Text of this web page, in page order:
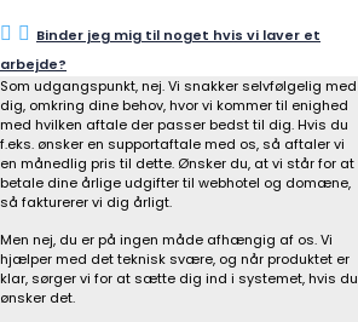
Binder jeg mig til noget hvis vi laver et
arbejde?
Som udgangspunkt, nej. Vi snakker selvfølgelig med
dig, omkring dine behov, hvor vi kommer til enighed
med hvilken aftale der passer bedst til dig. Hvis du
f.eks. ønsker en supportaftale med os, så aftaler vi
en månedlig pris til dette. Ønsker du, at vi står for at
betale dine årlige udgifter til webhotel og domæne,
så fakturerer vi dig årligt.
Men nej, du er på ingen måde afhængig af os. Vi
hjælper med det teknisk svære, og når produktet er
klar, sørger vi for at sætte dig ind i systemet, hvis du
ønsker det.